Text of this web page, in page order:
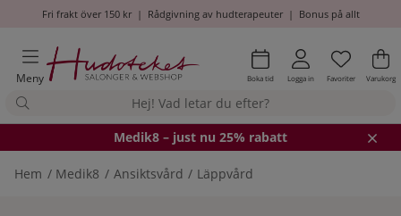
Fri frakt över 150 kr| Rådgivning av hudterapeuter| Bonus på allt
Meny Boka tid Logga in Antal i
.
Favoriter .
Varukorg
Medik8 – just nu 25% rabatt
Hem Medik8 Ansiktsvård Läppvård